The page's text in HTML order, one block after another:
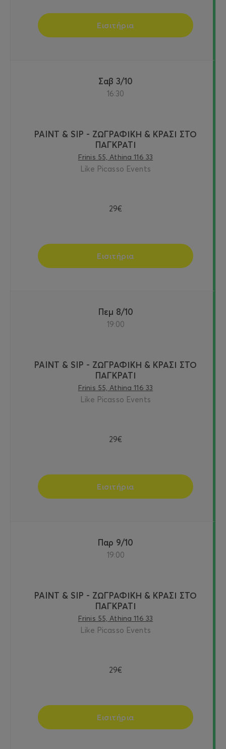
Εισιτήρια
Σαβ 3/10
16:30
PAINT & SIP - ΖΩΓΡΑΦΙΚΗ & ΚΡΑΣΙ ΣΤΟ
ΠΑΓΚΡΑΤΙ
Frinis 55, Athina 116 33
Like Picasso Events
29€
Εισιτήρια
Πεμ 8/10
19:00
PAINT & SIP - ΖΩΓΡΑΦΙΚΗ & ΚΡΑΣΙ ΣΤΟ
ΠΑΓΚΡΑΤΙ
Frinis 55, Athina 116 33
Like Picasso Events
29€
Εισιτήρια
Παρ 9/10
19:00
PAINT & SIP - ΖΩΓΡΑΦΙΚΗ & ΚΡΑΣΙ ΣΤΟ
ΠΑΓΚΡΑΤΙ
Frinis 55, Athina 116 33
Like Picasso Events
29€
Εισιτήρια